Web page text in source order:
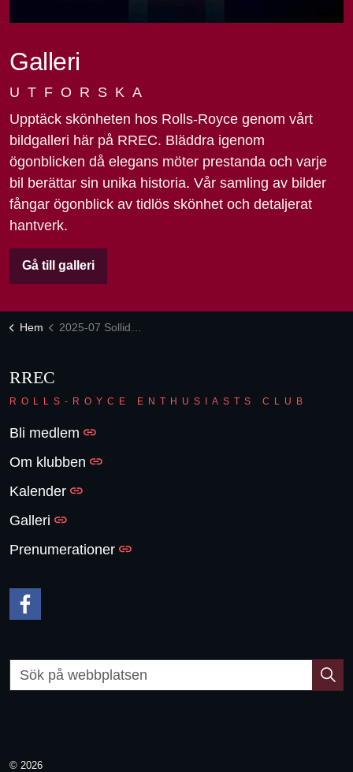
Galleri
UTFORSKA
Upptäck skönheten hos Rolls-Royce genom vårt
bildgalleri här på RREC. Bläddra igenom
ögonblicken då elegans möter prestanda och varje
bil berättar sin unika historia. Vår samling av bilder
fångar ögonblick av tidlös skönhet och detaljerat
hantverk.
Gå till galleri
Hem 2025-07 Sollidens Bilträff 10år
RREC
ROLLS-ROYCE ENTHUSIASTS CLUB
Bli medlem
Om klubben
Kalender
Galleri
Prenumerationer
© 2026